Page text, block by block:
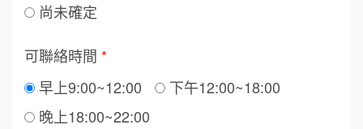
尚未確定
可聯絡時間 *
早上9:00~12:00
下午12:00~18:00
晚上18:00~22:00